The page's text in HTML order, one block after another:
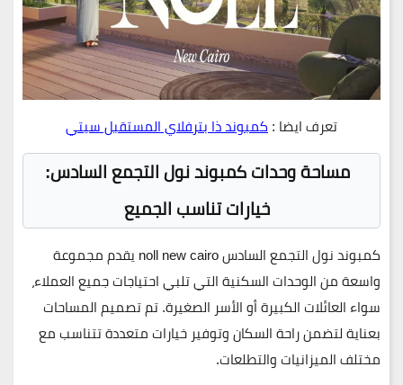
تعرف ايضا :كمبوند ذا بترفلاي المستقبل سيتي
مساحة وحدات كمبوند نول التجمع السادس:
خيارات تناسب الجميع
كمبوند نول التجمع السادس noll new cairo
يقدم مجموعة
واسعة من الوحدات السكنية التي تلبي احتياجات جميع العملاء،
سواء العائلات الكبيرة أو الأسر الصغيرة. تم تصميم المساحات
بعناية لتضمن راحة السكان وتوفير خيارات متعددة تتناسب مع
مختلف الميزانيات والتطلعات.